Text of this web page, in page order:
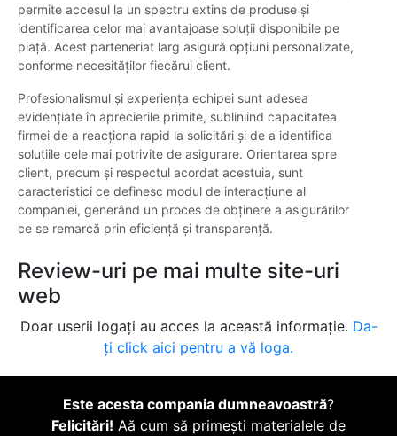
permite accesul la un spectru extins de produse și
identificarea celor mai avantajoase soluții disponibile pe
piață. Acest parteneriat larg asigură opțiuni personalizate,
conforme necesităților fiecărui client.
Profesionalismul și experiența echipei sunt adesea
evidențiate în aprecierile primite, subliniind capacitatea
firmei de a reacționa rapid la solicitări și de a identifica
soluțiile cele mai potrivite de asigurare. Orientarea spre
client, precum și respectul acordat acestuia, sunt
caracteristici ce definesc modul de interacțiune al
companiei, generând un proces de obținere a asigurărilor
ce se remarcă prin eficiență și transparență.
Review-uri pe mai multe site-uri
web
Doar userii logați au acces la această informație. Da-
ți click aici pentru a vă loga.
Este acesta compania dumneavoastră?
Felicitări! Aă cum să primești materialele de